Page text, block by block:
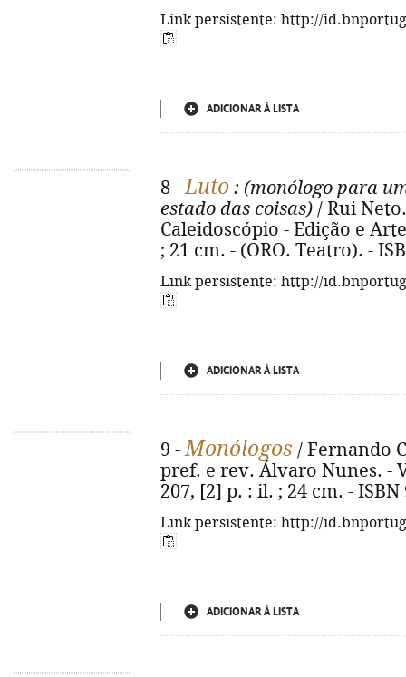
Link persistente: http://
ADICIONAR À LISTA
8 -Luto : (monólogo para
estado das coisas) / Rui
Caleidoscópio - Edição e
; 21 cm. - (ORO. Teatro). -
Link persistente: http://
ADICIONAR À LISTA
9 -Monólogos / Fernando
pref. e rev. Álvaro Nunes. -
207, [2] p. : il. ; 24 cm. - ISBN
Link persistente: http://
ADICIONAR À LISTA